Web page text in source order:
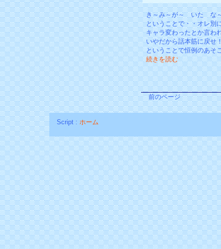
き～み～が～ いた
ということで・・オレ別
キャラ変わったとか言わ
いやだから話本筋に戻せ
ということで恒例のあそ
続きを読む
前のページ
Script : ホーム